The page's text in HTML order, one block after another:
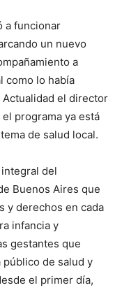
a funcionar
un nuevo
a
como lo había
el director
programa ya está
de salud local.
del
Buenos Aires que
y derechos en cada
infancia y
gestantes que
de salud y
el primer día,